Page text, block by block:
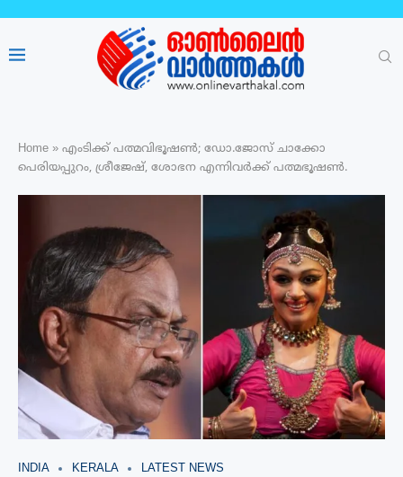
Home » എംടിക്ക് പത്മവിഭൂഷൺ; ഡോ.ജോസ് ചാക്കോ
പെരിയപ്പുറം, ശ്രീജേഷ്, ശോഭന എന്നിവർക്ക് പത്മഭൂഷൺ.
INDIA KERALA LATEST NEWS